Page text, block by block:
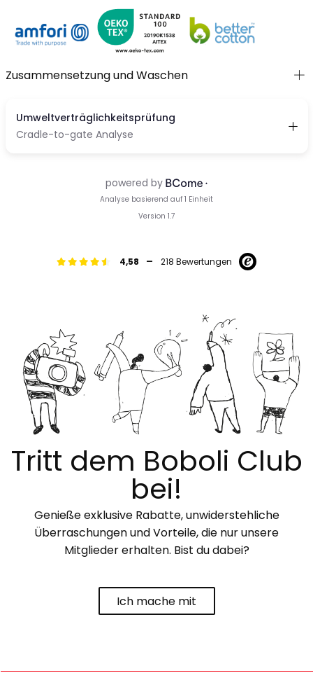
Jahren erhältlich. Diese Hose lässt sich perfekt mit T-Shirts
oder Sweatshirts kombinieren und wird so zu einem
vielseitigen Kleidungsstück für jede Gelegenheit. Sie ist ideal,
um Ihren Kleinen bequem und stilvoll zu halten.
Zusammensetzung und Waschen
4,58 - 218 Bewertungen
Tritt dem Boboli Club
bei!
Genieße exklusive Rabatte, unwiderstehliche
Überraschungen und Vorteile, die nur unsere
Mitglieder erhalten. Bist du dabei?
Ich mache mit